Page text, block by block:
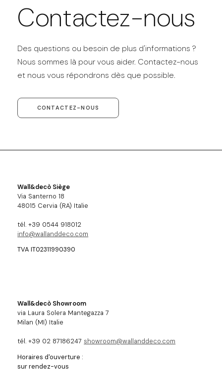
Contactez-nous
Des questions ou besoin de plus d'informations ?
Nous sommes là pour vous aider. Contactez-nous
et nous vous répondrons dès que possible.
CONTACTEZ-NOUS
Wall&decò Siège
Via Santerno 18
48015 Cervia (RA) Italie
tél. +39 0544 918012
info@wallanddeco.com
TVA IT02311990390
Wall&decò Showroom
via Laura Solera Mantegazza 7
Milan (MI) Italie
tél. +39 02 87186247 showroom@wallanddeco.com
Horaires d'ouverture :
sur rendez-vous